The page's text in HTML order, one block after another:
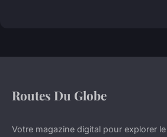
Routes Du Globe
Votre magazine digital pour explorer